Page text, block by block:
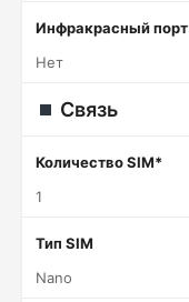
Инфракрасный порт
Нет
Связь
Количество SIM*
1
Тип SIM
Nano